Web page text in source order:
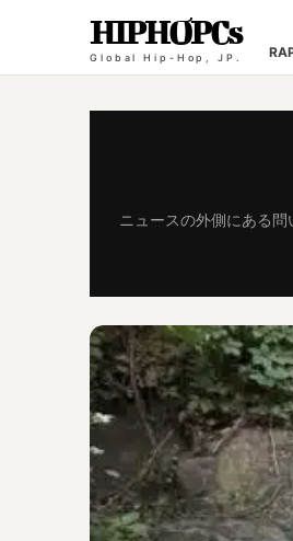
HIPHOPCs
Global Hip-Hop, JP.
ニュースの外側にある